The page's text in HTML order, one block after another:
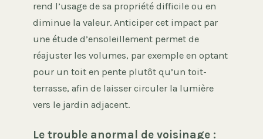
rend l’usage de sa propriété difficile ou en
diminue la valeur. Anticiper cet impact par
une étude d’ensoleillement permet de
réajuster les volumes, par exemple en optant
pour un toit en pente plutôt qu’un toit-
terrasse, afin de laisser circuler la lumière
vers le jardin adjacent.
Le trouble anormal de voisinage :